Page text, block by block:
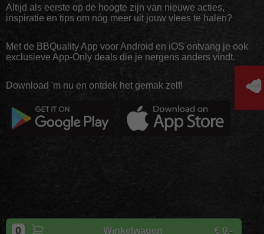
Winkelwagen
0 € 0,-
Altijd als eerste op de hoogte zijn van nieuwe acties,
inspiratie en tips om nóg meer uit jouw vlees te halen?
Met de BBQuality App voor Android en iOS ontvang je ook
exclusieve App-Only deals die je nergens anders vindt.
Download 'm nu en ontdek het gemak zelf!
CopyrightBBQuality
🥩